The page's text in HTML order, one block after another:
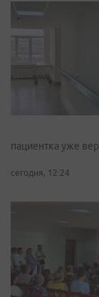
пациентка уже
сегодня, 12:24